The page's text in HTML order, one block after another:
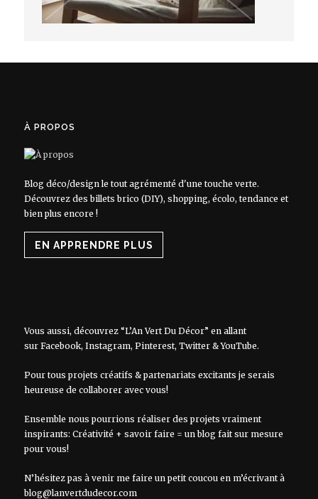
À PROPOS
Blog déco/design le tout agrémenté d'une touche verte.
Découvrez des billets brico (DIY), shopping, écolo, tendance et
bien plus encore !
EN APPRENDRE PLUS
Vous aussi, découvrez “L’An Vert Du Décor” en allant
sur Facebook, Instagram, Pinterest, Twitter&YouTube.
Pour tous projets créatifs & partenariats excitants je serais
heureuse de collaborer avec vous!
Ensemble nous pourrions réaliser des projets vraiment
inspirants: Créativité + savoir faire = un blog fait sur mesure
pour vous!
N’hésitez pas à venir me faire un petit coucou en m’écrivant à
blog@lanvertdudecor.com